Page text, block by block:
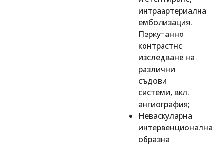
интраартериална
емболизация.
Перкутанно
контрастно
изследване на
различни
съдови
системи, вкл.
ангиография;
Неваскуларна
интервенционална
образна